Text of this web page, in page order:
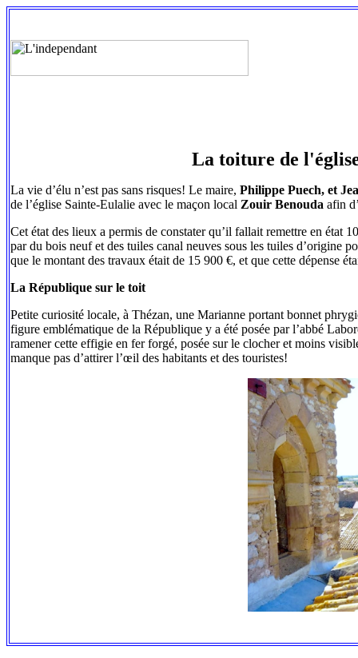
La toiture de
La vie d’élu n’est pas sans risques! Le maire, Philippe Puech, et
de l’église Sainte-Eulalie avec le maçon local Zouir Benouda afin
Cet état des lieux a permis de constater qu’il fallait remettre en état
par du bois neuf et des tuiles canal neuves sous les tuiles d’origine
que le montant des travaux était de 15 900 €, et que cette dépense
La République sur le toit
Petite curiosité locale, à Thézan, une Marianne portant bonnet
figure emblématique de la République y a été posée par l’abbé
ramener cette effigie en fer forgé, posée sur le clocher et moins
manque pas d’attirer l’œil des habitants et des touristes!